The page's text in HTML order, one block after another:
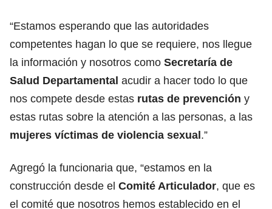
“Estamos esperando que las autoridades
competentes hagan lo que se requiere, nos llegue
la información y nosotros como Secretaría de
Salud Departamental acudir a hacer todo lo que
nos compete desde estas rutas de prevención y
estas rutas sobre la atención a las personas, a las
mujeres víctimas de violencia sexual.”
Agregó la funcionaria que, “estamos en la
construcción desde el Comité Articulador, que es
el comité que nosotros hemos establecido en el